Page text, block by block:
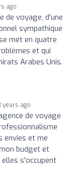
ago
de voyage, d’une
sympathique
met en quatre
et qui
Arabes Unis.
years ago
de voyage
envies et me
budget et
s'occupent